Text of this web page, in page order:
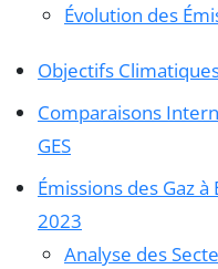
Évolution des
Objectifs
Comparaisons
GES
Émissions des Gaz
2023
Analyse des